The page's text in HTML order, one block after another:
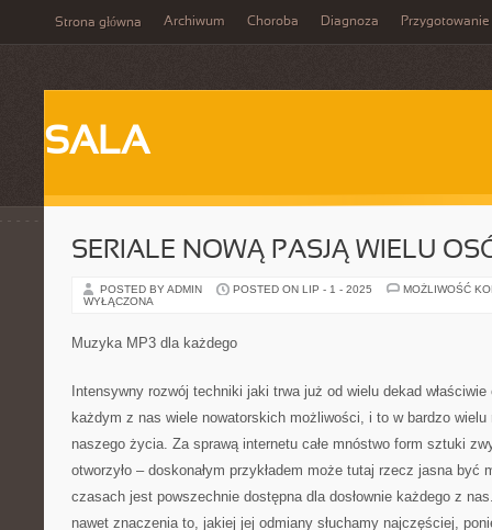
Strona główna Archiwum Choroba Diagnoza Przygotowanie
SALA
SERIALE NOWĄ PASJĄ WIELU
POSTED BY ADMIN POSTED ON LIP - 1 - 2025
MOŻLIWOŚĆ
WYŁĄCZONA
Muzyka MP3 dla każdego
Intensywny rozwój techniki jaki trwa już od wielu dekad
każdym z nas wiele nowatorskich możliwości, i to w bardzo
naszego życia. Za sprawą internetu całe mnóstwo form sztuki
otworzyło – doskonałym przykładem może tutaj rzecz jasna być
czasach jest powszechnie dostępna dla dosłownie każdego z
nawet znaczenia to, jakiej jej odmiany słuchamy najczęściej,